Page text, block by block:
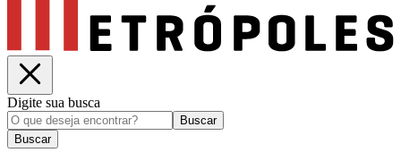
Digite sua busca
Buscar
Buscar